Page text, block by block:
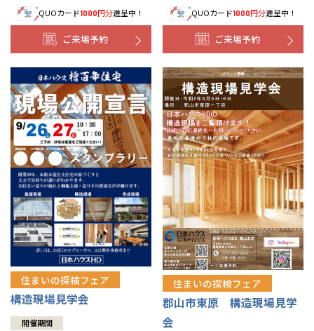
QUOカード1000円分進呈中！
ご来場予約
QUOカード1000円分進呈中！
ご来場予約
住まいの探検フェア
構造現場見学会
開催期間
住まいの探検フェア
郡山市東原 構造現場見学
会